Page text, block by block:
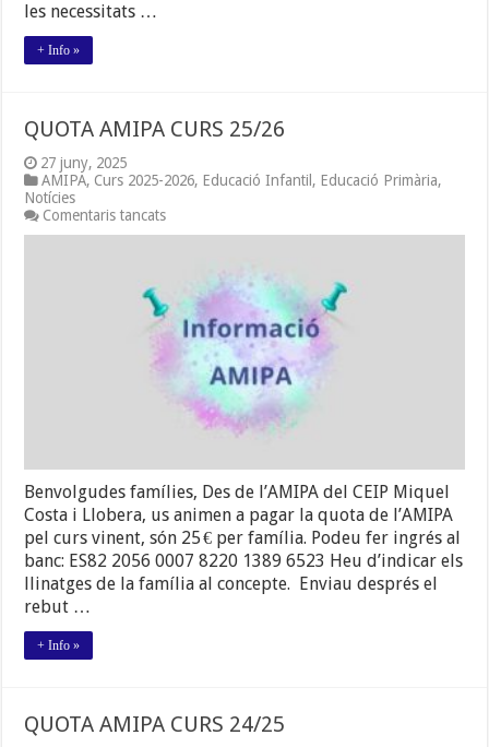
les necessitats …
+ Info »
QUOTA AMIPA CURS 25/26
27 juny, 2025
AMIPA, Curs 2025-2026, Educació Infantil , Educació Primària,
Notícies
Comentaris tancatsa
QUOTA
25/26
Benvolgudes famílies, Des de l’AMIPA del CEIP Miquel
Costa i Llobera, us animen a pagar la quota de l’AMIPA
pel curs vinent, són 25 € per família. Podeu fer ingrés al
banc: ES82 2056 0007 8220 1389 6523 Heu d’indicar els
llinatges de la família al concepte. Enviau després el
rebut …
+ Info »
QUOTA AMIPA CURS 24/25